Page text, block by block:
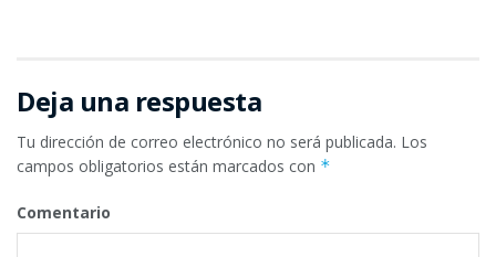
Deja una respuesta
Tu dirección de correo electrónico no será publicada. Los
campos obligatorios están marcados con *
Comentario